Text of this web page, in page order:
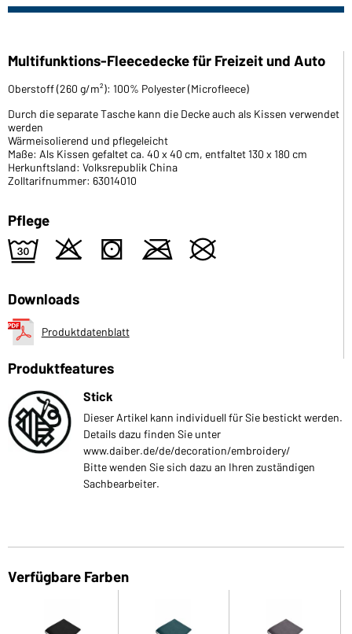
Multifunktions-Fleecedecke für Freizeit und Auto
Oberstoff (260 g/m²): 100% Polyester (Microfleece)
Durch die separate Tasche kann die Decke auch als Kissen verwendet
werden
Wärmeisolierend und pflegeleicht
Maße: Als Kissen gefaltet ca. 40 x 40 cm, entfaltet 130 x 180 cm
Herkunftsland: Volksrepublik China
Zolltarifnummer: 63014010
Pflege
e o s m U
Downloads
Produktdatenblatt
Produktfeatures
Stick
Dieser Artikel kann individuell für Sie bestickt werden.
Details dazu finden Sie unter
www.daiber.de/de/decoration/embroidery/
Bitte wenden Sie sich dazu an Ihren zuständigen
Sachbearbeiter.
Verfügbare Farben